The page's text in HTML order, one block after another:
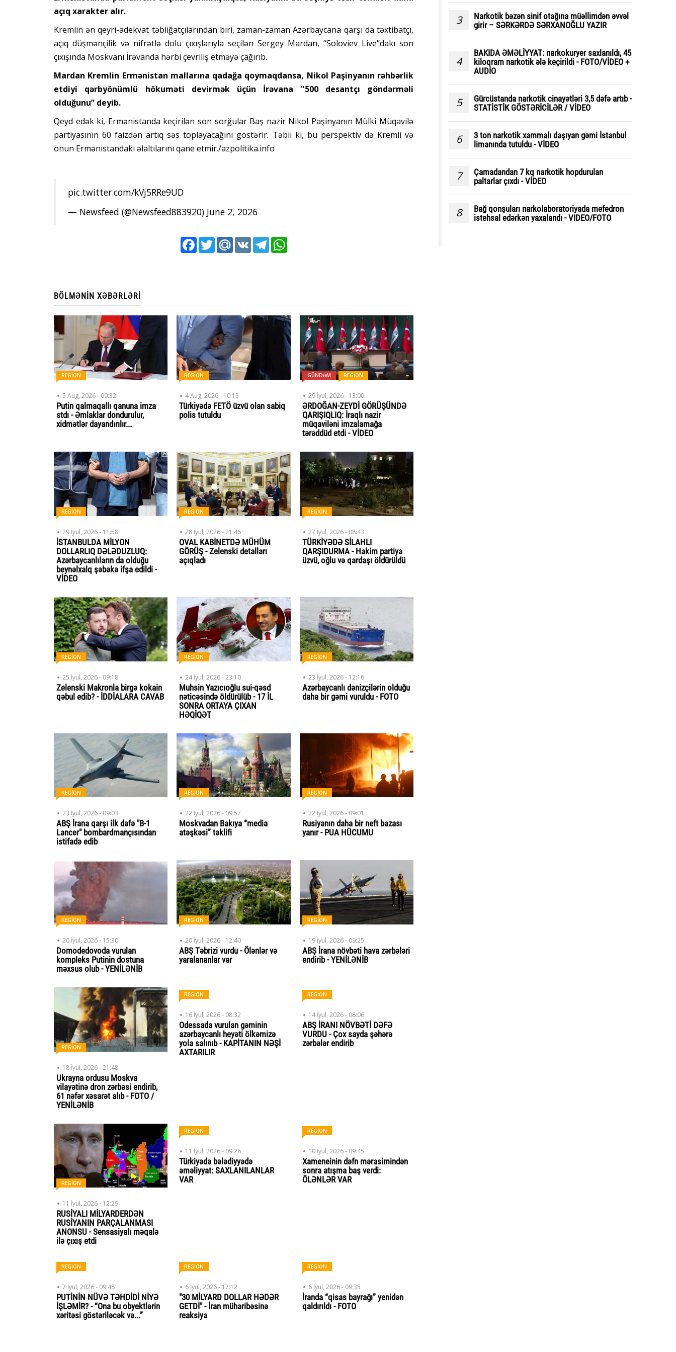
açıq xarakter alır.
Kremlin ən qeyri-adekvat təbliğatçılarından biri, zaman-zaman Azərbaycana qarşı da təxtibatçı,
açıq düşmənçilik və nifrətlə dolu çıxışlarıyla seçilən Sergey Mardan, “Soloviev Live”dakı son
çıxışında Moskvanı İrəvanda hərbi çevriliş etməyə çağırıb.
Mardan Kremlin Ermənistan mallarına qadağa qoymaqdansa, Nikol Paşinyanın rəhbərlik
etdiyi qərbyönümlü hökuməti devirmək üçün İrəvana "500 desantçı göndərməli
olduğunu” deyib.
Qeyd edək ki, Ermənistanda keçirilən son sorğular Baş nazir Nikol Paşinyanın Mülki Müqavilə
partiyasının 60 faizdən artıq səs toplayacağını göstərir. Təbii ki, bu perspektiv də Kremli və
onun Ermənistandakı əlaltılarını qane etmir./azpolitika.info
pic.twitter.com/kVj5RRe9UD
— Newsfeed (@Newsfeed883920) June 2, 2026
FacebookTwitterMail.RuVK Telegram
BÖLMƏNIN XƏBƏRLƏRI
REGİON
5 Aug, 2026 - 09:32
Putin qalmaqallı qanuna imza
stdı - Əmlaklar dondurulur,
xidmətlər dayandırılır...
REGİON
4 Aug, 2026 - 10:13
Türkiyədə FETÖ üzvü olan sabiq
polis tutuldu
GÜNDƏM REGİON
29 İyul, 2026 - 13:00
ƏRDOĞAN-ZEYDİ GÖRÜŞÜNDƏ
QARIŞIQLIQ: İraqlı nazir
müqaviləni imzalamağa
tərəddüd etdi - VİDEO
REGİON
29 İyul, 2026 - 11:58
İSTANBULDA MİLYON
DOLLARLIQ DƏLƏDUZLUQ:
Azərbaycanlıların da olduğu
beynəlxalq şəbəkə ifşa edildi -
VİDEO
REGİON
28 İyul, 2026 - 21:46
OVAL KABİNETDƏ MÜHÜM
GÖRÜŞ - Zelenski detalları
açıqladı
REGİON
27 İyul, 2026 - 08:43
TÜRKİYƏDƏ SİLAHLI
QARŞIDURMA - Hakim partiya
üzvü, oğlu və qardaşı öldürüldü
REGİON
25 İyul, 2026 - 09:18
Zelenski Makronla birgə kokain
qəbul edib? - İDDİALARA CAVAB
REGİON
24 İyul, 2026 - 23:10
Muhsin Yazıcıoğlu sui-qəsd
nəticəsində öldürülüb - 17 İL
SONRA ORTAYA ÇIXAN
HƏQİQƏT
REGİON
23 İyul, 2026 - 12:16
Azərbaycanlı dənizçilərin olduğu
daha bir gəmi vuruldu - FOTO
REGİON
23 İyul, 2026 - 09:03
ABŞ İrana qarşı ilk dəfə "B-1
Lancer" bombardmançısından
istifadə edib
REGİON
22 İyul, 2026 - 09:57
Moskvadan Bakıya “media
atəşkəsi” təklifi
REGİON
22 İyul, 2026 - 09:01
Rusiyanın daha bir neft bazası
yanır - PUA HÜCUMU
REGİON
20 İyul, 2026 - 15:30
Domodedovoda vurulan
kompleks Putinin dostuna
məxsus olub - YENİLƏNİB
REGİON
20 İyul, 2026 - 12:40
ABŞ Təbrizi vurdu - Ölənlər və
yaralananlar var
REGİON
19 İyul, 2026 - 09:25
ABŞ İrana növbəti hava zərbələri
endirib - YENİLƏNİB
REGİON
18 İyul, 2026 - 21:48
Ukrayna ordusu Moskva
vilayətinə dron zərbəsi endirib,
61 nəfər xəsarət alıb - FOTO /
YENİLƏNİB
REGİON
16 İyul, 2026 - 08:32
Odessada vurulan gəminin
azərbaycanlı heyəti ölkəmizə
yola salınıb - KAPİTANIN NƏŞİ
AXTARILIR
REGİON
14 İyul, 2026 - 08:06
ABŞ İRANI NÖVBƏTİ DƏFƏ
VURDU - Çox sayda şəhərə
zərbələr endirib
REGİON
11 İyul, 2026 - 12:29
RUSİYALI MİLYARDERDƏN
RUSİYANIN PARÇALANMASI
ANONSU - Sensasiyalı məqalə
ilə çıxış etdi
REGİON
11 İyul, 2026 - 09:26
Türkiyədə bələdiyyədə
əməliyyat: SAXLANILANLAR
VAR
REGİON
10 İyul, 2026 - 09:45
Xameneinin dəfn mərasimindən
sonra atışma baş verdi:
ÖLƏNLƏR VAR
REGİON
7 İyul, 2026 - 09:48
PUTİNİN NÜVƏ TƏHDİDİ NİYƏ
İŞLƏMİR? - “Ona bu obyektlərin
xəritəsi göstəriləcək və...”
REGİON
6 İyul, 2026 - 17:12
"30 MİLYARD DOLLAR HƏDƏR
GETDİ" - İran müharibəsinə
reaksiya
REGİON
6 İyul, 2026 - 09:35
İranda “qisas bayrağı” yenidən
qaldırıldı - FOTO
3
Narkotik bəzən sinif otağına müəllimdən əvvəl
girir – SƏRKƏRDƏ SƏRXANOĞLU YAZIR
4
BAKIDA ƏMƏLİYYAT: narkokuryer saxlanıldı, 45
kiloqram narkotik ələ keçirildi - FOTO/VİDEO +
AUDİO
5
Gürcüstanda narkotik cinayətləri 3,5 dəfə artıb -
STATİSTİK GÖSTƏRİCİLƏR / VİDEO
6
3 ton narkotik xammalı daşıyan gəmi İstanbul
limanında tutuldu - VİDEO
7
Çamadandan 7 kq narkotik hopdurulan
paltarlar çıxdı - VİDEO
8
Bağ qonşuları narkolaboratoriyada mefedron
istehsal edərkən yaxalandı - VIDEO/FOTO